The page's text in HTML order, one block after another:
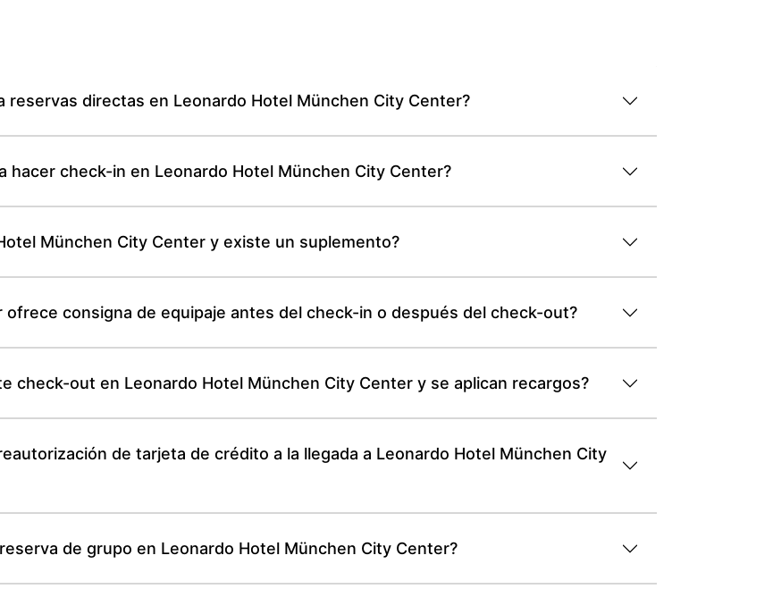
reservas directas en Leonardo Hotel München City Center?
hacer check-in en Leonardo Hotel München City Center?
München City Center y existe un suplemento?
consigna de equipaje antes del check-in o después del check-out?
check-out en Leonardo Hotel München City Center y se aplican recargos?
de tarjeta de crédito a la llegada a Leonardo Hotel München City
de grupo en Leonardo Hotel München City Center?